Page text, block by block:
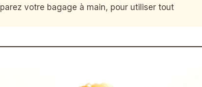
votre bagage à main, pour utiliser tout